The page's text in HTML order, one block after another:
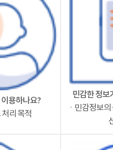
용하나요?
처리 목적
민감한 정보
ㆍ민감정보